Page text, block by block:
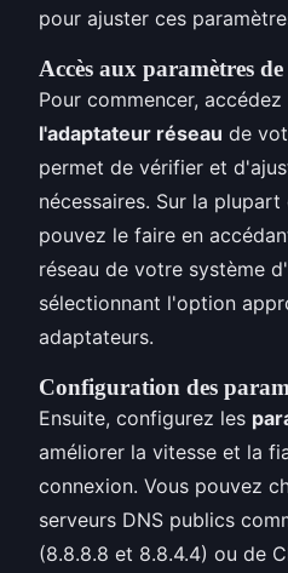
pour ajuster ces
Accès aux paramètres
Pour commencer, accédez
l'adaptateur réseau de
permet de vérifier et
nécessaires. Sur la
pouvez le faire en
réseau de votre système
sélectionnant l'option
adaptateurs.
Configuration des
Ensuite, configurez les
améliorer la vitesse et la
connexion. Vous pouvez
serveurs DNS publics
(8.8.8.8 et 8.8.4.4) ou de